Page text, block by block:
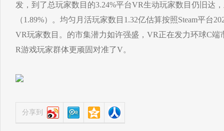
发，到了总玩家数目的3.24%平台VR生动玩家数目仍旧达
（1.89%）。均匀月活玩家数目1.32亿估算按照Steam平台
VR玩家数目。的市集潜力如许强盛，VR正在发力环球C端
R游戏玩家群体更顽固对准了V。
分享到